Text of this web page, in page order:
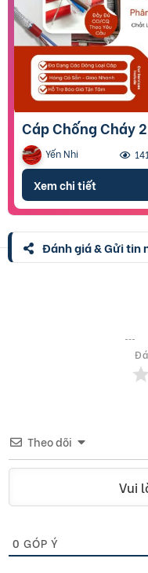
Cáp Chống Cháy
Yến Nhi 141
Xem chi tiết
Đánh giá & Gửi tin
Theo dõi
Vui
0 GÓP Ý